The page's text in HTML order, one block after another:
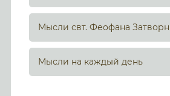
Мысли свт. Феофана
Мысли на каждый день